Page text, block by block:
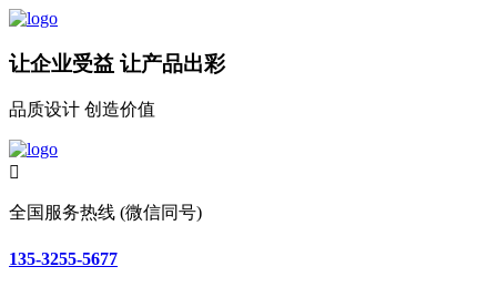
让企业受益 让产品出彩
品质设计 创造价值

全国服务热线 (微信同号)
135-3255-5677